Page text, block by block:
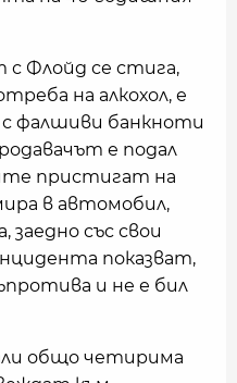
Флойд се стига,
на алкохол, е
фалшиви банкноти
е подал
пристигат на
в автомобил,
заедно със свои
показват,
и не е бил
общо четирима